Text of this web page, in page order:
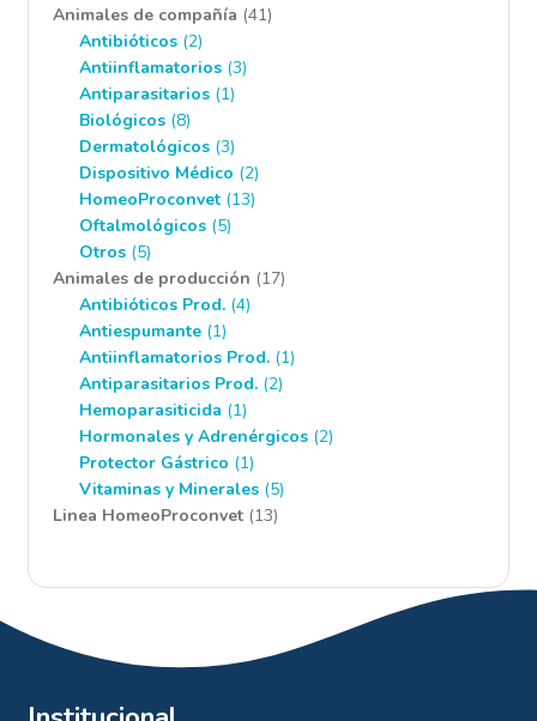
Animales de compañía 4141
Antibióticos 22
productos
Antiinflamatorios 33
Antiparasitarios 11
Biológicos 88
productos
Dermatológicos 33
productos
Dispositivo Médico 22
productos
HomeoProconvet 1313
Oftalmológicos 55
Otros 55
productos
Animales de producción 1717
Antibióticos Prod. 44
Antiespumante 11
producto
Antiinflamatorios Prod. 11
Antiparasitarios Prod. 22
Hemoparasiticida 11
producto
Hormonales y Adrenérgicos 22
Protector Gástrico 11
producto
Vitaminas y Minerales 55
Linea HomeoProconvet 1313